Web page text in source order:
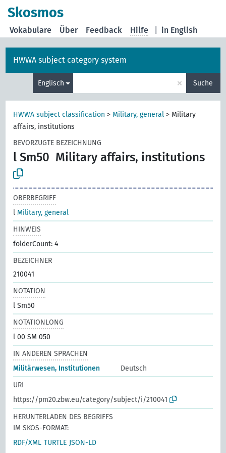
Skosmos
in English
Vokabulare Über Feedback Hilfe
HWWA subject category system
Englisch × Suche
HWWA subject classification > Military, general > Military
affairs, institutions
BEVORZUGTE BEZEICHNUNG
l Sm50 Military affairs, institutions
OBERBEGRIFF
l Military, general
HINWEIS
folderCount: 4
BEZEICHNER
210041
NOTATION
l Sm50
NOTATIONLONG
l 00 SM 050
IN ANDEREN SPRACHEN
Militärwesen, Institutionen
Deutsch
URI
https://pm20.zbw.eu/category/subject/i/210041
HERUNTERLADEN DES BEGRIFFS
IM SKOS-FORMAT:
RDF/XML TURTLE JSON-LD